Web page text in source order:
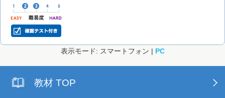
表示モード: スマートフォン | PC
教材 TOP